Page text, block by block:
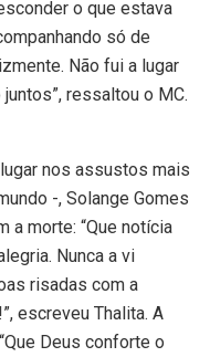
o que estava
só de
Não fui a lugar
ressaltou o MC.
nos assustos mais
-, Solange Gomes
a morte: “Que notícia
Nunca a vi
risadas com a
escreveu Thalita. A
Deus conforte o